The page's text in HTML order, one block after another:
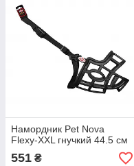
Намордник Pet Nova
Flexy-XXL гнучкий 44.5 см
551 ₴